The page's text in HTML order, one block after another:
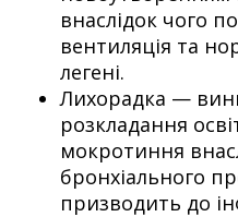
внаслідок чого
вентиляція та
легені.
Лихорадка —
розкладання
мокротиння
бронхіального
призводить до